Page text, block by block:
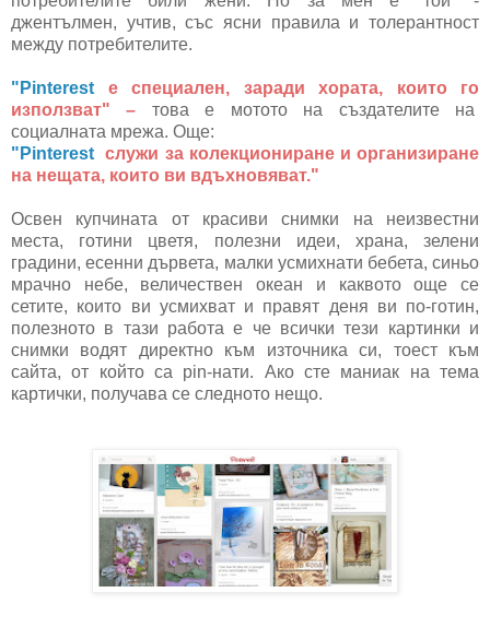
джентълмен, учтив, със ясни правила и толерантност
между потребителите.
"Pinterest е специален, заради хората, които го
използват" – това е мотото на създателите на
социалната мрежа. Още:
"Pinterestслужи за колекциониране и организиране
на нещата, които ви вдъхновяват."
Освен купчината от красиви снимки на неизвестни
места, готини цветя, полезни идеи, храна, зелени
градини, есенни дървета, малки усмихнати бебета, синьо
мрачно небе, величествен океан и каквото още се
сетите, които ви усмихват и правят деня ви по-готин,
полезното в тази работа е че всички тези картинки и
снимки водят директно към източника си, тоест към
сайта, от който са pin-нати. Ако сте маниак на тема
картички, получава се следното нещо.